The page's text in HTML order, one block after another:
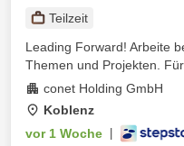
Teilzeit
Leading Forward! Arbeite
Themen und Projekten.
conet Holding GmbH
Koblenz
vor 1 Woche